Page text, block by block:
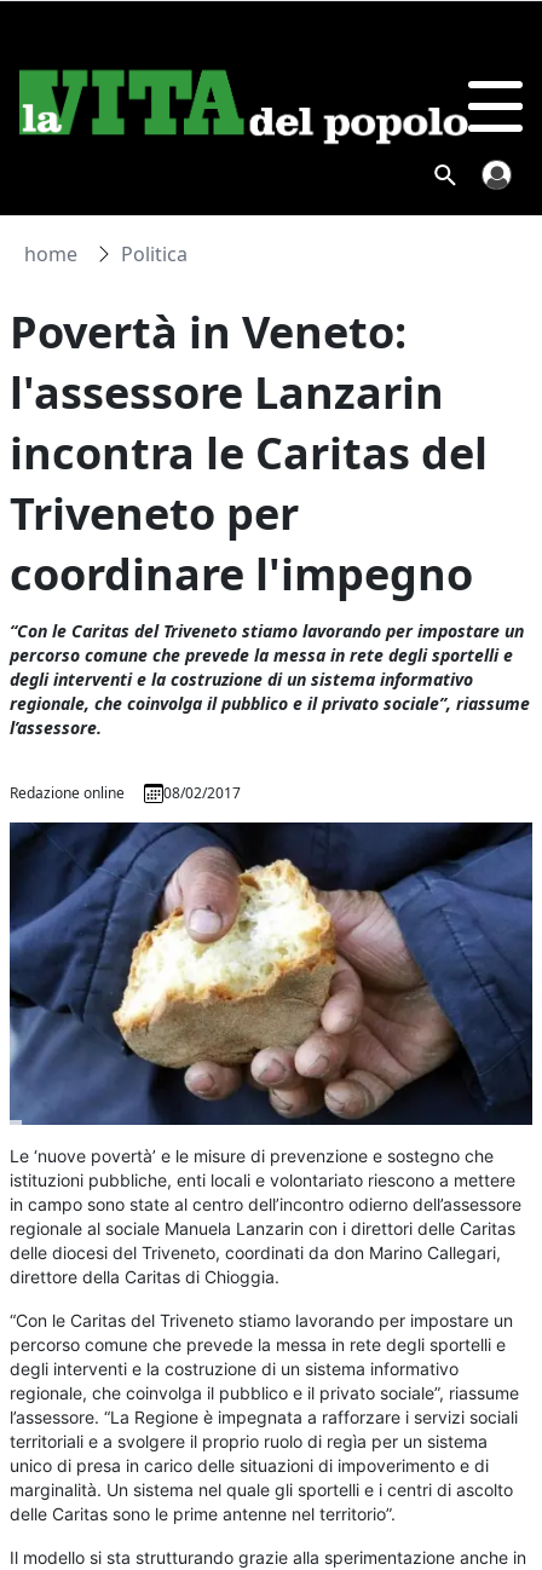
home Politica
Povertà in Veneto:
l'assessore Lanzarin
incontra le Caritas del
Triveneto per
coordinare l'impegno
“Con le Caritas del Triveneto stiamo lavorando per impostare un
percorso comune che prevede la messa in rete degli sportelli e
degli interventi e la costruzione di un sistema informativo
regionale, che coinvolga il pubblico e il privato sociale”, riassume
l’assessore.
Redazione online 08/02/2017
Le ‘nuove povertà’ e le misure di prevenzione e sostegno che
istituzioni pubbliche, enti locali e volontariato riescono a mettere
in campo sono state al centro dell’incontro odierno dell’assessore
regionale al sociale Manuela Lanzarin con i direttori delle Caritas
delle diocesi del Triveneto, coordinati da don Marino Callegari,
direttore della Caritas di Chioggia.
“Con le Caritas del Triveneto stiamo lavorando per impostare un
percorso comune che prevede la messa in rete degli sportelli e
degli interventi e la costruzione di un sistema informativo
regionale, che coinvolga il pubblico e il privato sociale”, riassume
l’assessore. “La Regione è impegnata a rafforzare i servizi sociali
territoriali e a svolgere il proprio ruolo di regìa per un sistema
unico di presa in carico delle situazioni di impoverimento e di
marginalità. Un sistema nel quale gli sportelli e i centri di ascolto
delle Caritas sono le prime antenne nel territorio”.
Il modello si sta strutturando grazie alla sperimentazione anche in